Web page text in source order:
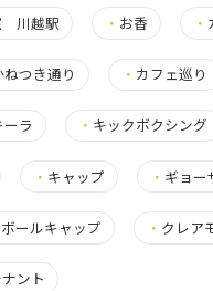
川越駅 ・ お香 ・
ねつき通り ・ カフェ巡り
ーラ ・ キックボクシング
・ キャップ ・ ギョー
ールキャップ ・ クレア
ント